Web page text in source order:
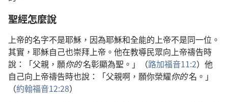
聖經怎麼說
上帝的名字不是耶穌，因為耶穌和全能的上帝不是同一位。
其實，耶穌自己也崇拜上帝。他在教導民眾向上帝禱告時
說：「父親，願你的名彰顯為聖。」（路加福音11:2）他
自己向上帝禱告時也說：「父親啊，願你榮耀你的名。」
（約翰福音12:28）